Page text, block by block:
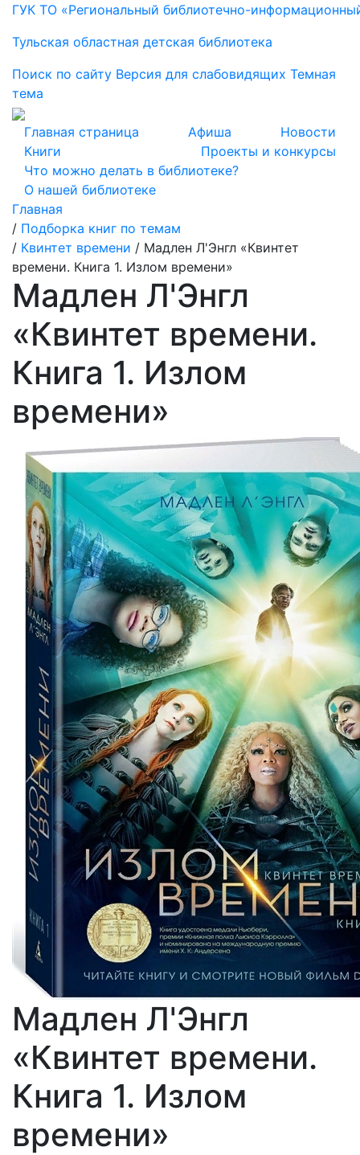
ГУК ТО «Региональный библиотечно-
Тульская областная детская библиотека
Поиск по сайту Версия для слабовидящих Темная
тема
Главная страница Афиша
Новости
Книги
Проекты и конкурсы
Что можно делать в библиотеке?
О нашей библиотеке
Главная
/ Подборка книг по темам
/ Квинтет времени / Мадлен Л'Энгл «Квинтет
времени. Книга 1. Излом времени»
Мадлен Л'Энгл
«Квинтет времени.
Книга 1. Излом
времени»
Мадлен Л'Энгл
«Квинтет времени.
Книга 1. Излом
времени»